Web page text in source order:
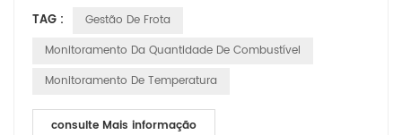
combustível e gestão da saúde e segurança dos veículos.
drivers. Este tipo de serviços de gerenciamento de frota tem
me...
TAG :
Gestão De Frota
Monitoramento Da Quantidade De Combustível
Monitoramento De Temperatura
consulte Mais informação